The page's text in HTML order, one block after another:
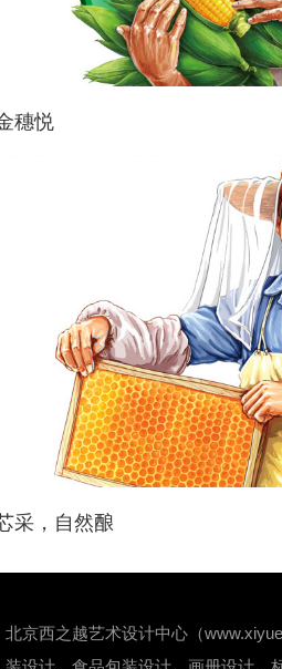
穗悦
采，自然酿
北京西之越艺术设计中心（